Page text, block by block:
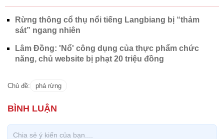
Rừng thông cổ thụ nổi tiếng Langbiang bị “thảm
sát” ngang nhiên
Lâm Đồng: 'Nổ' công dụng của thực phẩm chức
năng, chủ website bị phạt 20 triệu đồng
Chủ đề: phá rừng